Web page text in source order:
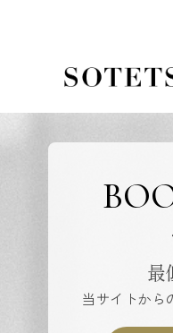
最
当サイトから